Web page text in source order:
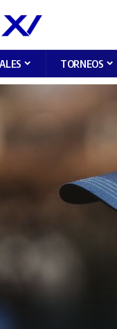
TORNEOS